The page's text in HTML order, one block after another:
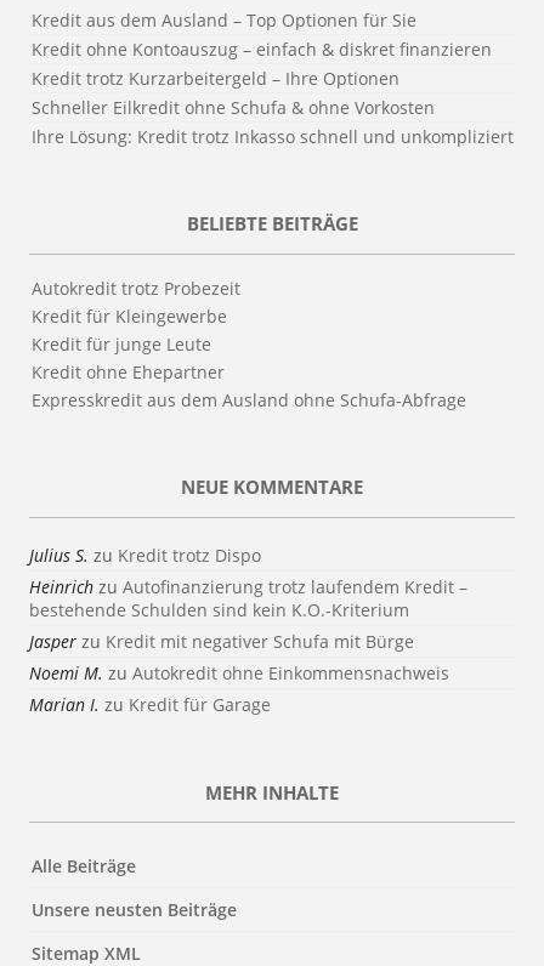
Kredit aus dem Ausland – Top Optionen für Sie
Kredit ohne Kontoauszug – einfach & diskret finanzieren
Kredit trotz Kurzarbeitergeld – Ihre Optionen
Schneller Eilkredit ohne Schufa & ohne Vorkosten
Ihre Lösung: Kredit trotz Inkasso schnell und unkompliziert
BELIEBTE BEITRÄGE
Autokredit trotz Probezeit
Kredit für Kleingewerbe
Kredit für junge Leute
Kredit ohne Ehepartner
Expresskredit aus dem Ausland ohne Schufa-Abfrage
NEUE KOMMENTARE
Julius S. zu Kredit trotz Dispo
Heinrich zu Autofinanzierung trotz laufendem Kredit –
bestehende Schulden sind kein K.O.-Kriterium
Jasper zu Kredit mit negativer Schufa mit Bürge
Noemi M. zu Autokredit ohne Einkommensnachweis
Marian I. zu Kredit für Garage
MEHR INHALTE
Alle Beiträge
Unsere neusten Beiträge
Sitemap XML